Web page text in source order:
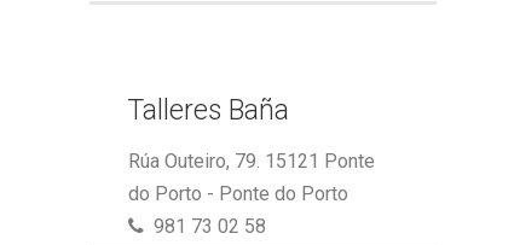
Talleres Baña
Rúa Outeiro, 79. 15121 Ponte
do Porto - Ponte do Porto
981 73 02 58